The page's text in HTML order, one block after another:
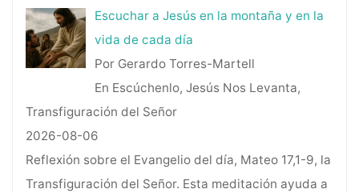
Escuchar a Jesús en la montaña y en la
vida de cada día
Por Gerardo Torres-Martell
En Escúchenlo, Jesús Nos Levanta,
Transfiguración del Señor
2026-08-06
Reflexión sobre el Evangelio del día, Mateo 17,1-9, la
Transfiguración del Señor. Esta meditación ayuda a